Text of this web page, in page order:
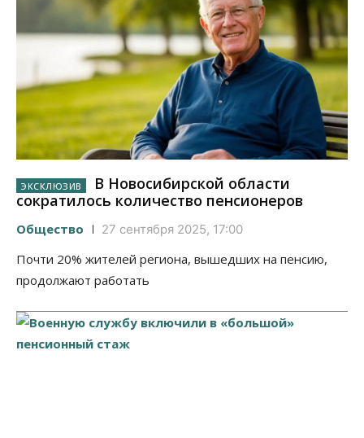
В Новосибирской области
сократилось количество пенсионеров
Общество 27 сентября 2025, 17:00
Почти 20% жителей региона, вышедших на пенсию,
продолжают работать